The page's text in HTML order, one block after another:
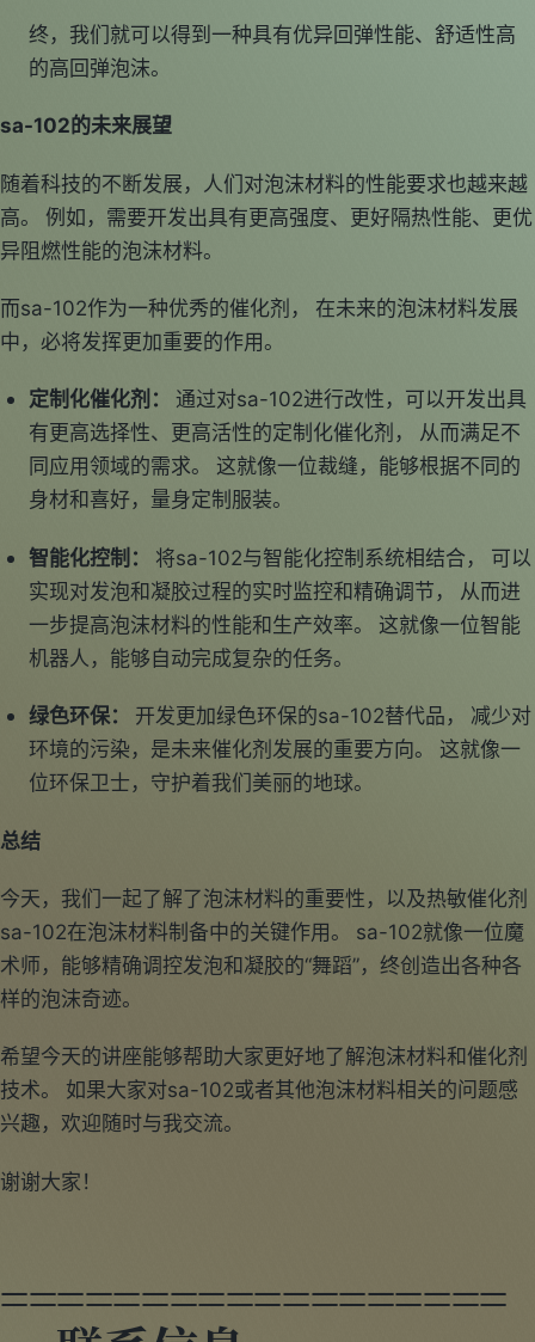
终，我们就可以得到一种具有优异回弹性能、舒适性高
的高回弹泡沫。
sa-102的未来展望
随着科技的不断发展，人们对泡沫材料的性能要求也越来越
高。 例如，需要开发出具有更高强度、更好隔热性能、更优
异阻燃性能的泡沫材料。
而sa-102作为一种优秀的催化剂， 在未来的泡沫材料发展
中，必将发挥更加重要的作用。
定制化催化剂：
通过对sa-102进行改性，可以开发出具
有更高选择性、更高活性的定制化催化剂， 从而满足不
同应用领域的需求。 这就像一位裁缝，能够根据不同的
身材和喜好，量身定制服装。
智能化控制：
将sa-102与智能化控制系统相结合， 可以
实现对发泡和凝胶过程的实时监控和精确调节， 从而进
一步提高泡沫材料的性能和生产效率。 这就像一位智能
机器人，能够自动完成复杂的任务。
绿色环保：
开发更加绿色环保的sa-102替代品， 减少对
环境的污染，是未来催化剂发展的重要方向。 这就像一
位环保卫士，守护着我们美丽的地球。
总结
今天，我们一起了解了泡沫材料的重要性，以及热敏催化剂
sa-102在泡沫材料制备中的关键作用。 sa-102就像一位魔
术师，能够精确调控发泡和凝胶的“舞蹈”，终创造出各种各
样的泡沫奇迹。
希望今天的讲座能够帮助大家更好地了解泡沫材料和催化剂
技术。 如果大家对sa-102或者其他泡沫材料相关的问题感
兴趣，欢迎随时与我交流。
谢谢大家！
==================